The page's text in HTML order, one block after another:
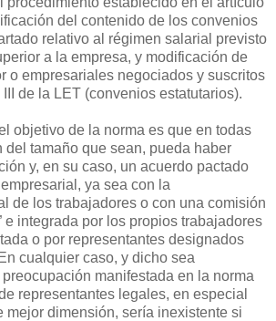
del contenido de los convenios
relativo al régimen salarial previsto
a la empresa, y modificación de
o empresariales negociados y suscritos
de la LET (convenios estatutarios).
objetivo de la norma es que en todas
del tamaño que sean, pueda haber
y, en su caso, un acuerdo pactado
ya sea con la
de los trabajadores o con una comisión
e integrada por los propios trabajadores
o por representantes designados
cualquier caso, y dicho sea
manifestada en la norma
representantes legales, en especial
mejor dimensión, sería inexistente si